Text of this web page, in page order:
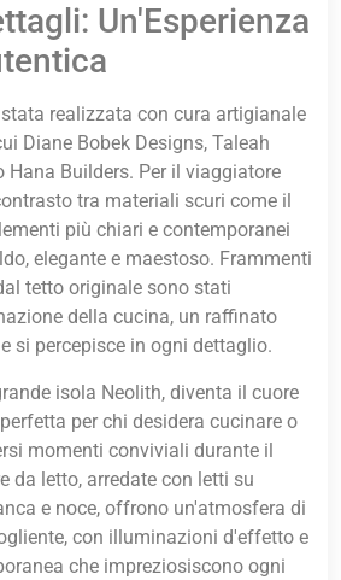
Un'Esperienza
realizzata con cura artigianale
Diane Bobek Designs, Taleah
Hana Builders. Per il viaggiatore
tra materiali scuri come il
più chiari e contemporanei
elegante e maestoso. Frammenti
tetto originale sono stati
della cucina, un raffinato
si percepisce in ogni dettaglio.
isola Neolith, diventa il cuore
per chi desidera cucinare o
momenti conviviali durante il
da letto, arredate con letti su
e noce, offrono un'atmosfera di
con illuminazioni d'effetto e
che impreziosiscono ogni